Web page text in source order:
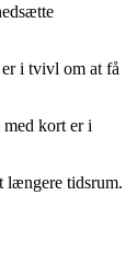
i tvivl om at få
kort er i
længere tidsrum.